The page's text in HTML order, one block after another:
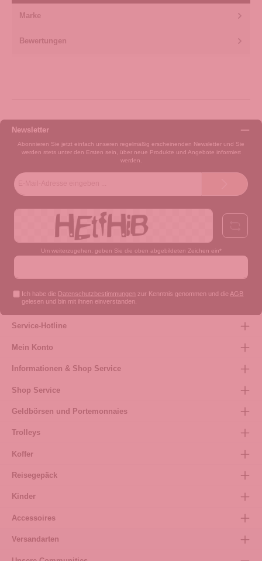
Marke
Bewertungen
Newsletter
Abonnieren Sie jetzt einfach unseren regelmäßig erscheinenden Newsletter und Sie
werden stets unter den Ersten sein, über neue Produkte und Angebote informiert
werden.
Um weiterzugehen, geben Sie die oben abgebildeten Zeichen ein*
Ich habe die Datenschutzbestimmungen zur Kenntnis genommen und die AGB
gelesen und bin mit ihnen einverstanden.
Service-Hotline
Mein Konto
Informationen & Shop Service
Shop Service
Geldbörsen und Portemonnaies
Trolleys
Koffer
Reisegepäck
Kinder
Accessoires
Versandarten